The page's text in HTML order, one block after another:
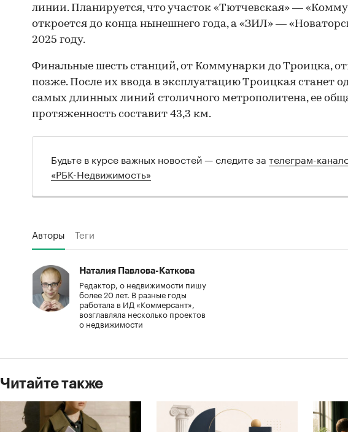
линии. Планируется, что участок «Тютчевская» —
откроется до конца нынешнего года, а «ЗИЛ» —
2025 году.
Финальные шесть станций, от Коммунарки до Троицка,
позже. После их ввода в эксплуатацию Троицкая станет
самых длинных линий столичного метрополитена, ее
протяженность составит 43,3 км.
Будьте в курсе важных новостей — следите за телеграм-
«РБК-Недвижимость»
Авторы Теги
Наталия Павлова-Каткова
Редактор, о недвижимости пишу
более 20 лет. В разные годы
работала в ИД «Коммерсант»,
возглавляла несколько проектов
о недвижимости
Читайте также